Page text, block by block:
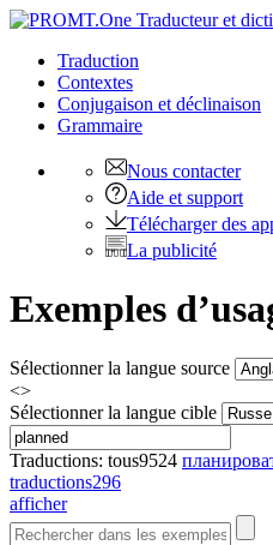
Traduction
Contextes
Conjugaison et déclinaison
Grammaire
Nous contacter
Aide et support
Télécharger des
La publicité
Exemples
Sélectionner la langue source
<>
Sélectionner la langue cible
Traductions: tous9524
traductions296
afficher